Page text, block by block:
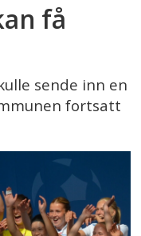
få
sende inn en
fortsatt